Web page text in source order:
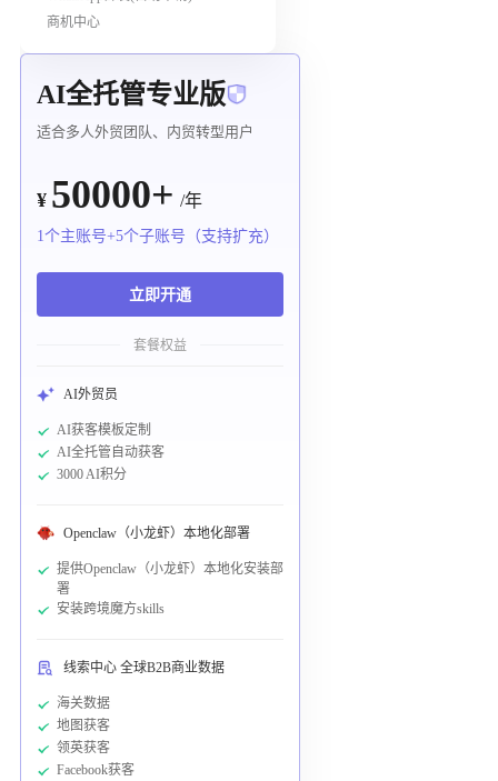
商机中心
AI全托管专业版
适合多人外贸团队、内贸转型用户
¥ 50000+ /年
1个主账号+5个子账号（支持扩充）
立即开通
套餐权益
AI外贸员
AI获客模板定制
AI全托管自动获客
3000 AI积分
Openclaw（小龙虾）本地化部署
提供Openclaw（小龙虾）本地化安装部
署
安装跨境魔方skills
线索中心 全球B2B商业数据
海关数据
地图获客
领英获客
Facebook获客